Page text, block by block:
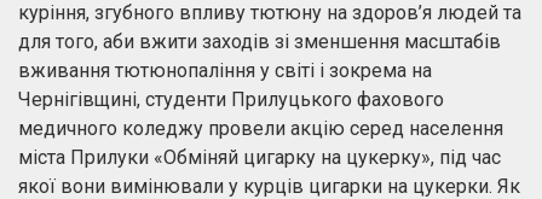
куріння, згубного впливу тютюну на здоров’я людей та
для того, аби вжити заходів зі зменшення масштабів
вживання тютюнопаління у світі і зокрема на
Чернігівщині, студенти Прилуцького фахового
медичного коледжу провели акцію серед населення
міста Прилуки «Обміняй цигарку на цукерку», під час
якої вони вимінювали у курців цигарки на цукерки. Як